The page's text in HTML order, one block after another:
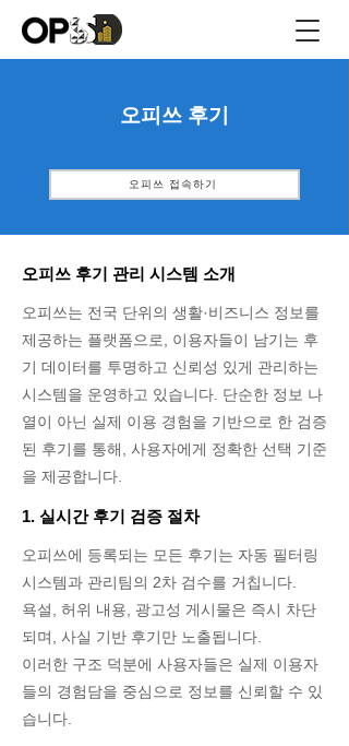
​오피쓰 후기
오피쓰 접속하기
오피쓰 후기 관리 시스템 소개
오피쓰는 전국 단위의 생활·비즈니스 정보를
제공하는 플랫폼으로, 이용자들이 남기는 후
기 데이터를 투명하고 신뢰성 있게 관리하는
시스템을 운영하고 있습니다. 단순한 정보 나
열이 아닌 실제 이용 경험을 기반으로 한 검증
된 후기를 통해, 사용자에게 정확한 선택 기준
을 제공합니다.
1. 실시간 후기 검증 절차
오피쓰에 등록되는 모든 후기는 자동 필터링
시스템과 관리팀의 2차 검수를 거칩니다.
욕설, 허위 내용, 광고성 게시물은 즉시 차단
되며, 사실 기반 후기만 노출됩니다.
이러한 구조 덕분에 사용자들은 실제 이용자
들의 경험담을 중심으로 정보를 신뢰할 수 있
습니다.